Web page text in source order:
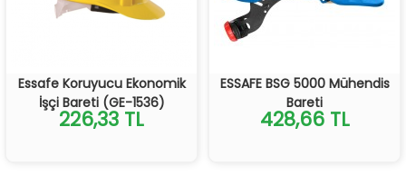
Essafe Koruyucu Ekonomik
İşçi Bareti (GE-1536)
226,33 TL
ESSAFE BSG 5000 Mühendis
Bareti
428,66 TL